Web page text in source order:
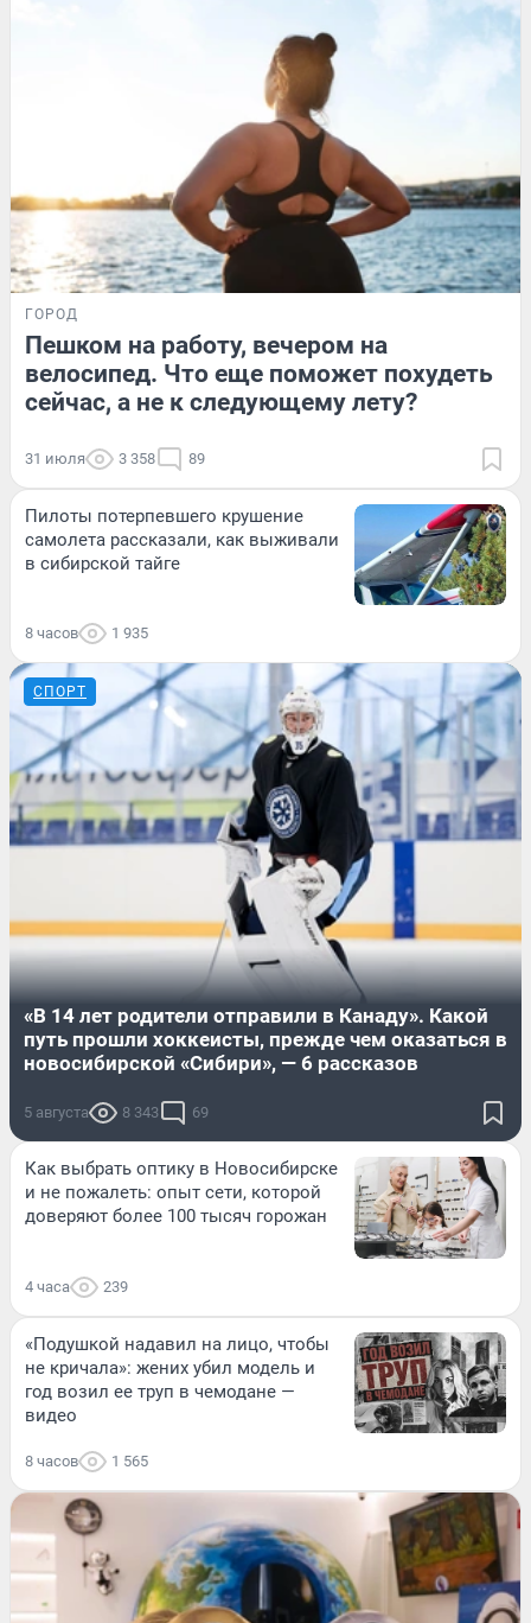
ГОРОД
Пешком на работу, вечером на
велосипед. Что еще поможет похудеть
сейчас, а не к следующему лету?
31 июля 3 358 89
Пилоты потерпевшего крушение
самолета рассказали, как выживали
в сибирской тайге
8 часов 1 935
СПОРТ
«В 14 лет родители отправили в Канаду». Какой
путь прошли хоккеисты, прежде чем оказаться в
новосибирской «Сибири», — 6 рассказов
5 августа 8 343 69
Как выбрать оптику в Новосибирске
и не пожалеть: опыт сети, которой
доверяют более 100 тысяч горожан
4 часа 239
«Подушкой надавил на лицо, чтобы
не кричала»: жених убил модель и
год возил ее труп в чемодане —
видео
8 часов 1 565